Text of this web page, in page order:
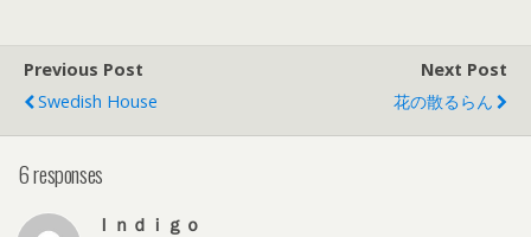
Previous Post
Swedish House
Next Post
花の散るらん
6 responses
Ｉｎｄｉｇｏ